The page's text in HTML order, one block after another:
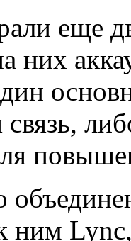
еще
них
ним Lync